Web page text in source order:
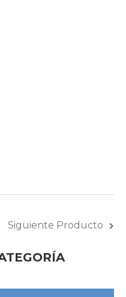
Siguiente Producto